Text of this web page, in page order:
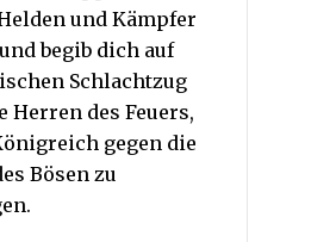
und Kämpfer
begib dich auf
Schlachtzug
Herren des Feuers,
gegen die
Bösen zu